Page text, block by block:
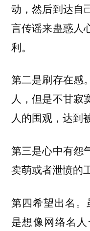
动，然后到达自
言传谣来蛊惑人
利。
第二是刷存在感
人，但是不甘寂
人的围观，达到
第三是心中有怨
卖萌或者泄愤的
第四希望出名。
是想像网络名